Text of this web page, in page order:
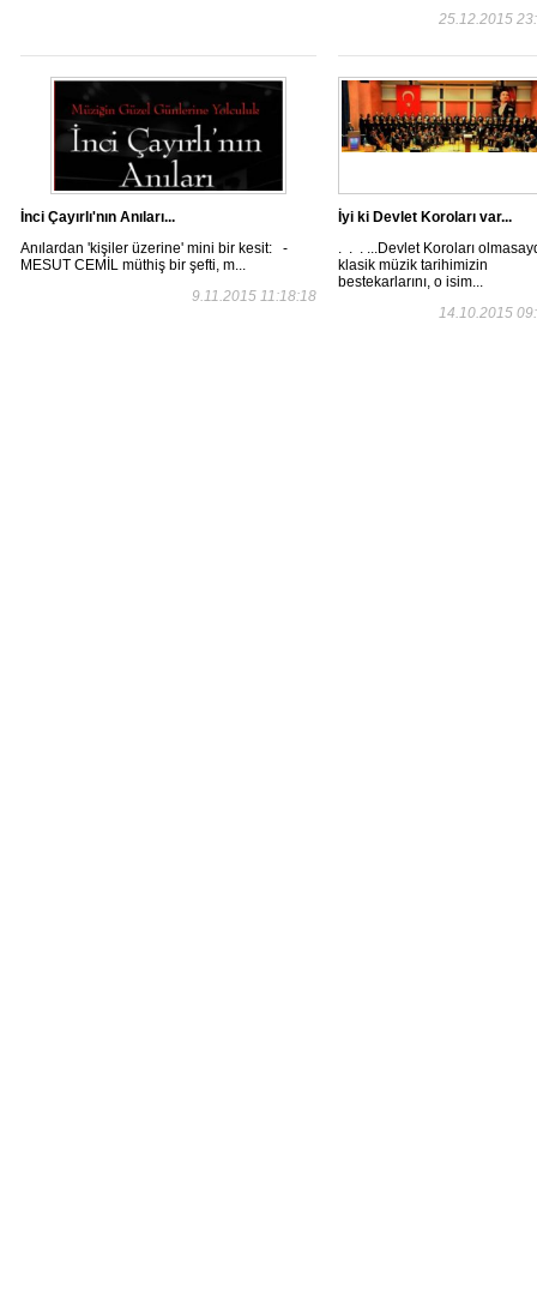
25.12.2015
İnci Çayırlı'nın Anıları...
Anılardan 'kişiler üzerine' mini bir kesit: -
MESUT CEMİL müthiş bir şefti, m...
9.11.2015 11:18:18
İyi ki Devlet Koroları var...
. . . ...Devlet Koroları
klasik müzik tarihimizin
bestekarlarını, o isim...
14.10.2015